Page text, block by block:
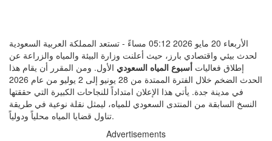
الأربعاء 20 مايو 2026 05:12 مساءً - تستعد المملكة العربية السعودية
لحدث بيئي واقتصادي بارز، حيث أعلنت وزارة البيئة والمياه والزراعة عن
إطلاق فعاليات أسبوع المياه السعودي الأول. ومن المقرر أن يقام هذا
الحدث الضخم خلال الفترة الممتدة من 28 يونيو إلى 2 يوليو من عام 2026
في مدينة جدة. يأتي هذا الإعلان امتداداً للنجاحات الكبيرة التي حققتها
النسخ السابقة من المنتدى السعودي للمياه، ليمثل نقلة نوعية في طريقة
تناول قضايا المياه محلياً ودولياً.
Advertisements